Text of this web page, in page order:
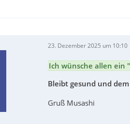
23. Dezember 2025 um 10:10
Ich wünsche allen ein
Bleibt gesund und
Gruß Musashi